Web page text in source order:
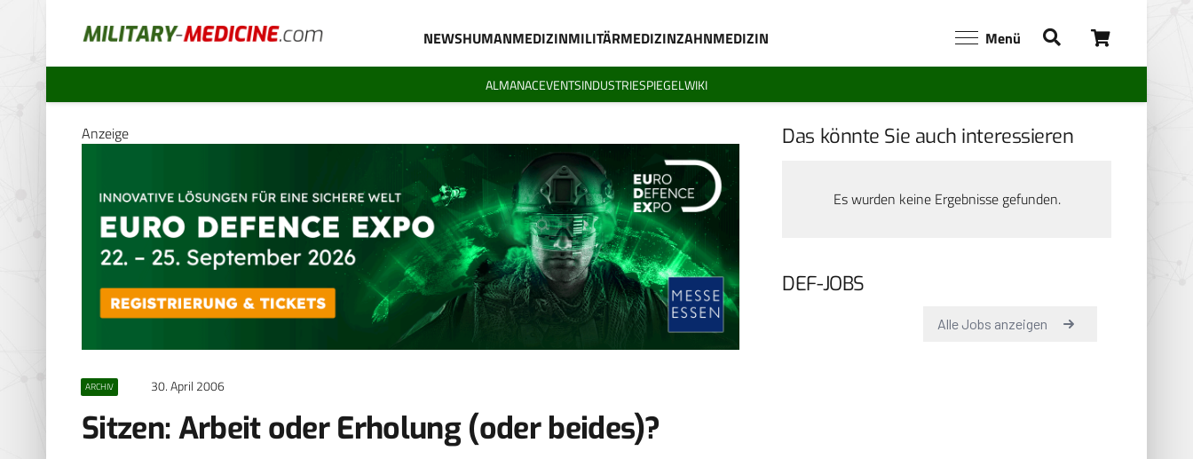
NEWSHUMANMEDIZINMILITÄRMEDIZINZAHNMEDIZIN Menü
ALMANACEVENTSINDUSTRIESPIEGELWIKI
Anzeige
ARCHIV 30. April 2006
Sitzen: Arbeit oder Erholung (oder beides)?
Das könnte Sie auch interessieren
Es wurden keine Ergebnisse gefunden.
DEF-JOBS